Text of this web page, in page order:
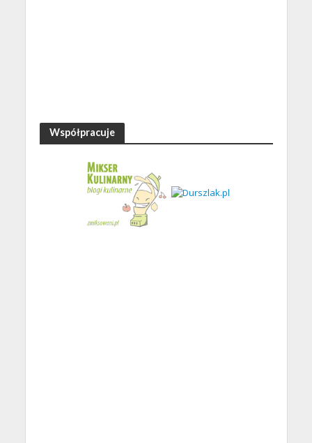
Współpracuje